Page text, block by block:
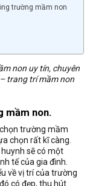
trường mầm non
non uy tín, chuyên
trang trí mầm non
mầm non.
trường mầm
chọn rất kĩ càng.
sẽ có một
tế của gia đình.
về vị trí của trường
có đẹp, thu hút